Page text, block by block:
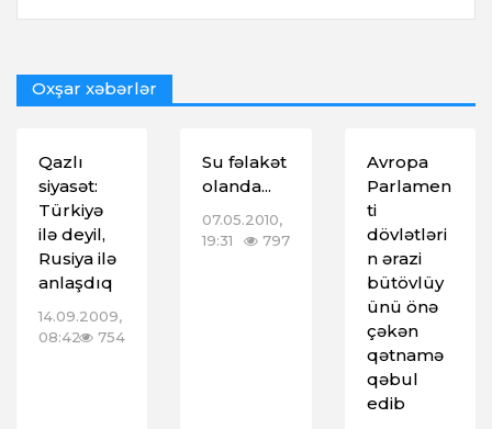
Oxşar xəbərlər
Qazlı
siyasət:
Türkiyə
ilə deyil,
Rusiya ilə
anlaşdıq
14.09.2009,
08:42
754
Su fəlakət
olanda...
07.05.2010,
19:31
797
Avropa
Parlamen
ti
dövlətləri
n ərazi
bütövlüy
ünü önə
çəkən
qətnamə
qəbul
edib